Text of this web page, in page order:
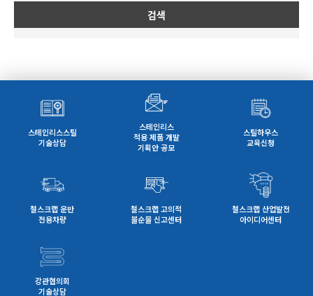
검색
스테인리스스틸
기술상담
스테인리스
적용 제품 개발
기획안 공모
스틸하우스
교육신청
철스크랩 운반
전용차량
철스크랩 고의적
불순물 신고센터
철스크랩 산업발전
아이디어센터
강관협의회
기술상담